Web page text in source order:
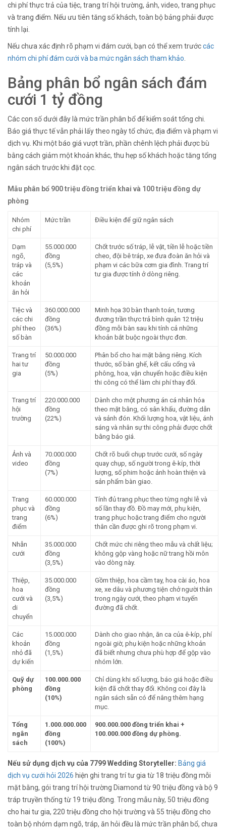
chi phí thực trả của tiệc, trang trí hội trường, ảnh, video, trang phục
và trang điểm. Nếu ưu tiên tăng số khách, toàn bộ bảng phải được
tính lại.
Nếu chưa xác định rõ phạm vi đám cưới, bạn có thể xem trướccác
nhóm chi phí đám cưới và ba mức ngân sách tham khảo.
Bảng phân bổ ngân sách đám
cưới 1 tỷ đồng
Các con số dưới đây là mức trần phân bổ để kiểm soát tổng chi.
Báo giá thực tế vẫn phải lấy theo ngày tổ chức, địa điểm và phạm vi
dịch vụ. Khi một báo giá vượt trần, phần chênh lệch phải được bù
bằng cách giảm một khoản khác, thu hẹp số khách hoặc tăng tổng
ngân sách trước khi đặt cọc.
Mẫu phân bổ 900 triệu đồng triển khai và 100 triệu đồng dự
phòng
Nhóm
chi phí
Mức trần Điều kiện để giữ ngân sách
Dạm
ngõ,
tráp và
các
khoản
ăn hỏi
55.000.000
đồng
(5,5%)
Chốt trước số tráp, lễ vật, tiền lễ hoặc tiền
cheo, đội bê tráp, xe đưa đoàn ăn hỏi và
phạm vi các bữa cơm gia đình. Trang trí
tư gia được tính ở dòng riêng.
Tiệc và
các chi
phí theo
số bàn
360.000.000
đồng
(36%)
Minh họa 30 bàn thanh toán, tương
đương trần thực trả bình quân 12 triệu
đồng mỗi bàn sau khi tính cả những
khoản bắt buộc ngoài thực đơn.
Trang trí
hai tư
gia
50.000.000
đồng
(5%)
Phân bổ cho hai mặt bằng riêng. Kích
thước, số bàn ghế, kết cấu cổng và
phông, hoa, vận chuyển hoặc điều kiện
thi công có thể làm chi phí thay đổi.
Trang trí
hội
trường
220.000.000
đồng
(22%)
Dành cho một phương án cá nhân hóa
theo mặt bằng, có sân khấu, đường dẫn
và sảnh đón. Khối lượng hoa, vật liệu, ánh
sáng và nhân sự thi công phải được chốt
bằng báo giá.
Ảnh và
video
70.000.000
đồng
(7%)
Chốt rõ buổi chụp trước cưới, số ngày
quay chụp, số người trong ê-kíp, thời
lượng, số phim hoặc ảnh hoàn thiện và
sản phẩm bàn giao.
Trang
phục và
trang
điểm
60.000.000
đồng
(6%)
Tính đủ trang phục theo từng nghi lễ và
số lần thay đồ. Đồ may mới, phụ kiện,
trang phục hoặc trang điểm cho người
thân cần được ghi rõ trong phạm vi.
Nhẫn
cưới
35.000.000
đồng
(3,5%)
Chốt mức chi riêng theo mẫu và chất liệu;
không gộp vàng hoặc nữ trang hồi môn
vào dòng này.
Thiệp,
hoa
cưới và
di
chuyển
35.000.000
đồng
(3,5%)
Gồm thiệp, hoa cầm tay, hoa cài áo, hoa
xe, xe dâu và phương tiện chở người thân
trong ngày cưới, theo phạm vi tuyến
đường đã chốt.
Các
khoản
nhỏ đã
dự kiến
15.000.000
đồng
(1,5%)
Dành cho giao nhận, ăn ca của ê-kíp, phí
ngoài giờ, phụ kiện hoặc những khoản
đã biết nhưng chưa phù hợp để gộp vào
nhóm lớn.
Quỹ dự
phòng
100.000.000
đồng
(10%)
Chỉ dùng khi số lượng, báo giá hoặc điều
kiện đã chốt thay đổi. Không coi đây là
ngân sách sẵn có để nâng thêm hạng
mục.
Tổng
ngân
sách
1.000.000.000
đồng
(100%)
900.000.000 đồng triển khai +
100.000.000 đồng dự phòng.
Nếu sử dụng dịch vụ của 7799 Wedding Storyteller: Bảng giá
dịch vụ cưới hỏi 2026 hiện ghi trang trí tư gia từ 18 triệu đồng mỗi
mặt bằng, gói trang trí hội trường Diamond từ 90 triệu đồng và bộ 9
tráp truyền thống từ 19 triệu đồng. Trong mẫu này, 50 triệu đồng
cho hai tư gia, 220 triệu đồng cho hội trường và 55 triệu đồng cho
toàn bộ nhóm dạm ngõ, tráp, ăn hỏi đều là mức trần phân bổ, chưa